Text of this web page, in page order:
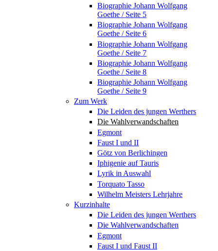
Biographie Johann Wolfgang
Goethe / Seite 5
Biographie Johann Wolfgang
Goethe / Seite 6
Biographie Johann Wolfgang
Goethe / Seite 7
Biographie Johann Wolfgang
Goethe / Seite 8
Biographie Johann Wolfgang
Goethe / Seite 9
Zum Werk
Die Leiden des jungen Werthers
Die Wahlverwandschaften
Egmont
Faust I und II
Götz von Berlichingen
Iphigenie auf Tauris
Lyrik in Auswahl
Torquato Tasso
Wilhelm Meisters Lehrjahre
Kurzinhalte
Die Leiden des jungen Werthers
Die Wahlverwandschaften
Egmont
Faust I und Faust II